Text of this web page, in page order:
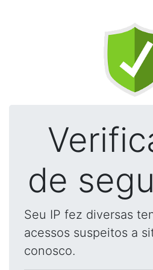
de
Seu IP fez diversas
acessos suspeitos a
conosco.